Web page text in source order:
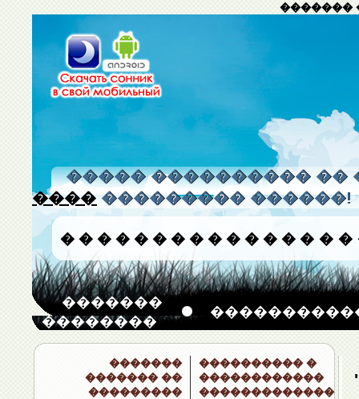
�������
����� ���������� ��
���� ��������� ������!
� � � � � � � � � � � � � � � �
�������
��������
�������
������� ��
���������
���������� �
������������
�������������